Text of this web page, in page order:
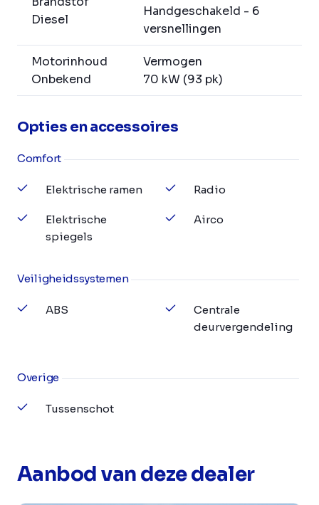
Diesel
Handgeschakeld - 6
versnellingen
Motorinhoud
Onbekend
Vermogen
70 kW (93 pk)
Opties en accessoires
Comfort
Elektrische ramen
Elektrische
spiegels
Radio
Airco
Veiligheidssystemen
ABS
Centrale
deurvergendeling
Overige
Tussenschot
Aanbod van deze dealer